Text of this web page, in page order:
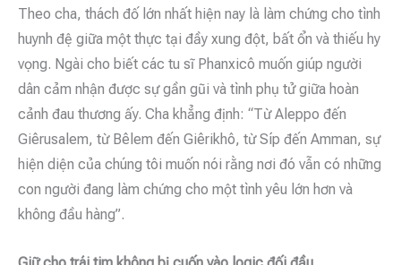
Theo cha, thách đố lớn nhất hiện nay là làm chứng cho tình
huynh đệ giữa một thực tại đầy xung đột, bất ổn và thiếu hy
vọng. Ngài cho biết các tu sĩ Phanxicô muốn giúp người
dân cảm nhận được sự gần gũi và tình phụ tử giữa hoàn
cảnh đau thương ấy. Cha khẳng định: “Từ Aleppo đến
Giêrusalem, từ Bêlem đến Giêrikhô, từ Síp đến Amman, sự
hiện diện của chúng tôi muốn nói rằng nơi đó vẫn có những
con người đang làm chứng cho một tình yêu lớn hơn và
không đầu hàng”.